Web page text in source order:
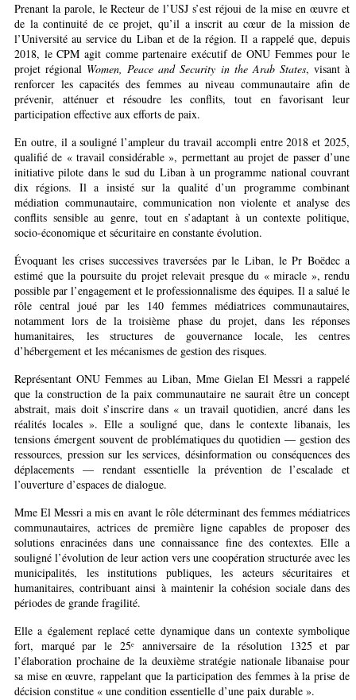
Prenant la parole, le Recteur de l’USJ s’est réjoui de la mise en œuvre et
de la continuité de ce projet, qu’il a inscrit au cœur de la mission de
l’Université au service du Liban et de la région. Il a rappelé que, depuis
2018, le CPM agit comme partenaire exécutif de ONU Femmes pour le
projet régional Women, Peace and Security in the Arab States, visant à
renforcer les capacités des femmes au niveau communautaire afin de
prévenir, atténuer et résoudre les conflits, tout en favorisant leur
participation effective aux efforts de paix.
En outre, il a souligné l’ampleur du travail accompli entre 2018 et 2025,
qualifié de « travail considérable », permettant au projet de passer d’une
initiative pilote dans le sud du Liban à un programme national couvrant
dix régions. Il a insisté sur la qualité d’un programme combinant
médiation communautaire, communication non violente et analyse des
conflits sensible au genre, tout en s’adaptant à un contexte politique,
socio-économique et sécuritaire en constante évolution.
Évoquant les crises successives traversées par le Liban, le Pr Boëdec a
estimé que la poursuite du projet relevait presque du « miracle », rendu
possible par l’engagement et le professionnalisme des équipes. Il a salué le
rôle central joué par les 140 femmes médiatrices communautaires,
notamment lors de la troisième phase du projet, dans les réponses
humanitaires, les structures de gouvernance locale, les centres
d’hébergement et les mécanismes de gestion des risques.
Représentant ONU Femmes au Liban, Mme Gielan El Messri a rappelé
que la construction de la paix communautaire ne saurait être un concept
abstrait, mais doit s’inscrire dans « un travail quotidien, ancré dans les
réalités locales ». Elle a souligné que, dans le contexte libanais, les
tensions émergent souvent de problématiques du quotidien — gestion des
ressources, pression sur les services, désinformation ou conséquences des
déplacements — rendant essentielle la prévention de l’escalade et
l’ouverture d’espaces de dialogue.
Mme El Messri a mis en avant le rôle déterminant des femmes médiatrices
communautaires, actrices de première ligne capables de proposer des
solutions enracinées dans une connaissance fine des contextes. Elle a
souligné l’évolution de leur action vers une coopération structurée avec les
municipalités, les institutions publiques, les acteurs sécuritaires et
humanitaires, contribuant ainsi à maintenir la cohésion sociale dans des
périodes de grande fragilité.
Elle a également replacé cette dynamique dans un contexte symbolique
fort, marqué par le 25ᵉ anniversaire de la résolution 1325 et par
l’élaboration prochaine de la deuxième stratégie nationale libanaise pour
sa mise en œuvre, rappelant que la participation des femmes à la prise de
décision constitue « une condition essentielle d’une paix durable ».